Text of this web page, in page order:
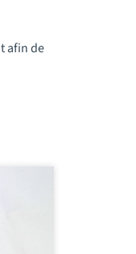
afin de